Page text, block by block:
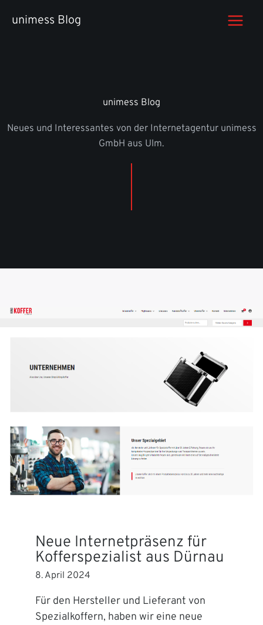
Inhaltunimess Blog
unimess Blog
Neues und Interessantes von der Internetagentur unimess
GmbH aus Ulm.
Neue Internetpräsenz für
Kofferspezialist aus Dürnau
8. April 2024
Für den Hersteller und Lieferant von
Spezialkoffern, haben wir eine neue
SEITE
SEITESEITESEITESEITE